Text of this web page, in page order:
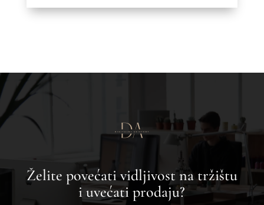
Želite povećati vidljivost na tržištu
i uvećati prodaju?